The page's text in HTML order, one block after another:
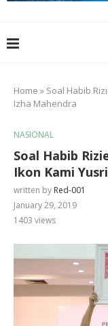
Home » Soal Habib
Izha Mahendra
NASIONAL
Soal Habib
Ikon Kami
written by Red-001
January 29, 2019
1403 views